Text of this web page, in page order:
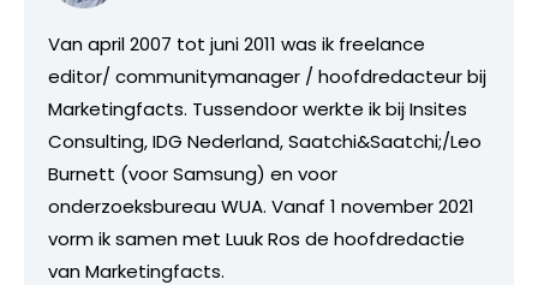
Van april 2007 tot juni 2011 was ik freelance
editor/ communitymanager / hoofdredacteur bij
Marketingfacts. Tussendoor werkte ik bij Insites
Consulting, IDG Nederland, Saatchi&Saatchi;/Leo
Burnett (voor Samsung) en voor
onderzoeksbureau WUA. Vanaf 1 november 2021
vorm ik samen met Luuk Ros de hoofdredactie
van Marketingfacts.